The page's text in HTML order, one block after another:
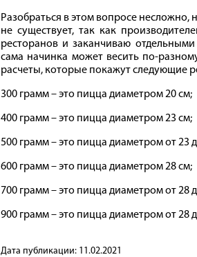
Разобраться в этом вопросе несложно,
не существует, так как
ресторанов и заканчиваю
сама начинка может весить по-
расчеты, которые покажут следующие
300 грамм – это пицца диаметром 20 см;
400 грамм – это пицца диаметром 23 см;
500 грамм – это пицца диаметром от 23
600 грамм – это пицца диаметром 28 см;
700 грамм – это пицца диаметром от 28
900 грамм – это пицца диаметром от 28
Дата публикации: 11.02.2021